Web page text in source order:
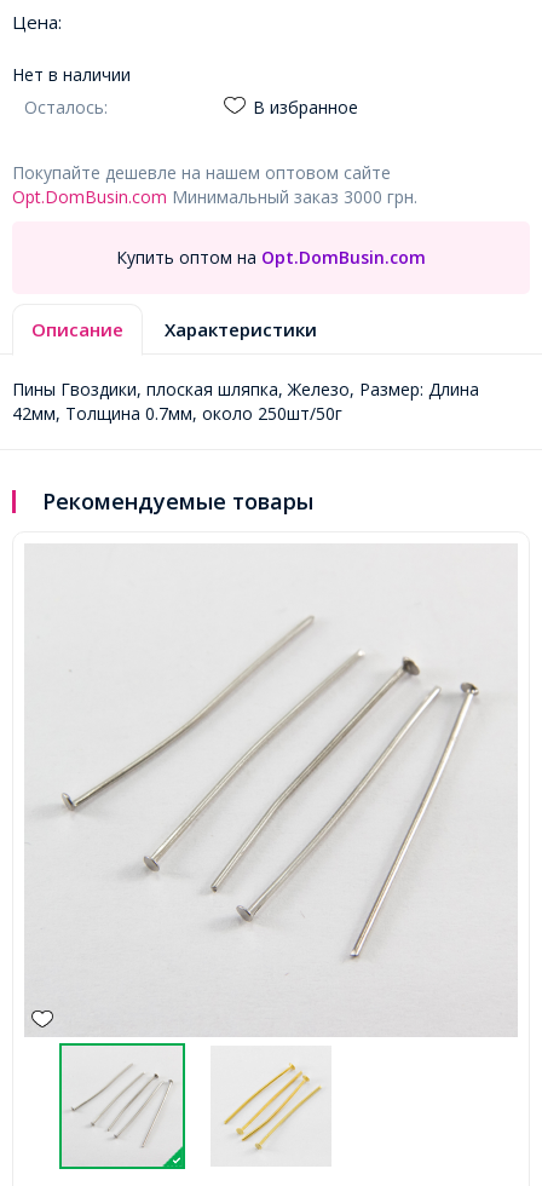
Цена:
Нет в наличии
Осталось:
В избранное
Покупайте дешевле на нашем оптовом сайте
Opt.DomBusin.com Минимальный заказ 3000 грн.
Купить оптом на Opt.DomBusin.com
Описание Характеристики
Пины Гвоздики, плоская шляпка, Железо, Размер: Длина
42мм, Толщина 0.7мм, около 250шт/50г
Рекомендуемые товары